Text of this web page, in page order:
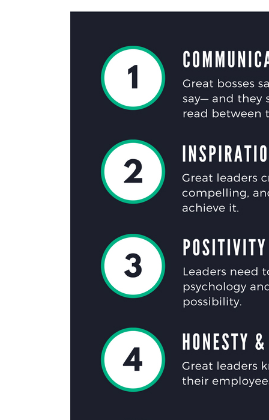
group της
Με τους millennial να
σχεδόν το ενδιαφέρον
marketers ως το μέλλον
ηλικιακό.